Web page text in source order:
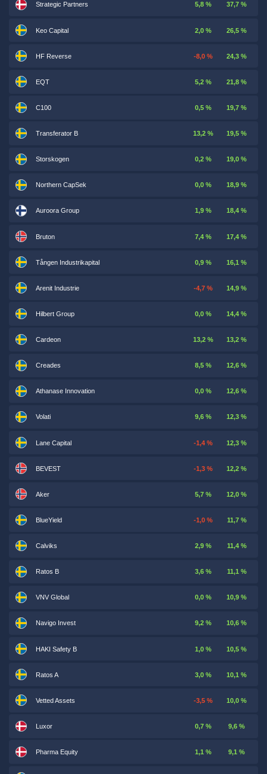
Strategic Partners 5,8 % 37,7 %
Keo Capital 2,0 % 26,5 %
HF Reverse -8,0 % 24,3 %
EQT 5,2 % 21,8 %
C100 0,5 % 19,7 %
Transferator B 13,2 % 19,5 %
Storskogen 0,2 % 19,0 %
Northern CapSek 0,0 % 18,9 %
Auroora Group 1,9 % 18,4 %
Bruton 7,4 % 17,4 %
Tången Industrikapital 0,9 % 16,1 %
Arenit Industrie -4,7 % 14,9 %
Hilbert Group 0,0 % 14,4 %
Cardeon 13,2 % 13,2 %
Creades 8,5 % 12,6 %
Athanase Innovation 0,0 % 12,6 %
Volati 9,6 % 12,3 %
Lane Capital -1,4 % 12,3 %
BEVEST -1,3 % 12,2 %
Aker 5,7 % 12,0 %
BlueYield -1,0 % 11,7 %
Calviks 2,9 % 11,4 %
Ratos B 3,6 % 11,1 %
VNV Global 0,0 % 10,9 %
Navigo Invest 9,2 % 10,6 %
HAKI Safety B 1,0 % 10,5 %
Ratos A 3,0 % 10,1 %
Vetted Assets -3,5 % 10,0 %
Luxor 0,7 % 9,6 %
Pharma Equity 1,1 % 9,1 %